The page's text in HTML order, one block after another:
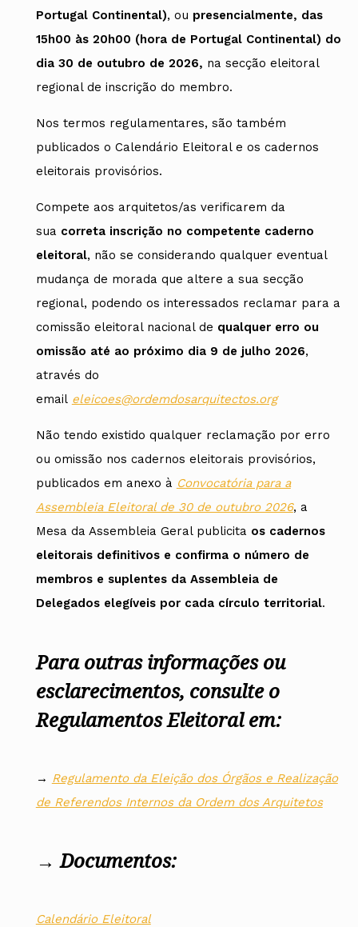
Portugal Continental), ou presencialmente, das
15h00 às 20h00 (hora de Portugal Continental) do
dia 30 de outubro de 2026, na secção eleitoral
regional de inscrição do membro.
Nos termos regulamentares, são também
publicados o Calendário Eleitoral e os cadernos
eleitorais provisórios.
Compete aos arquitetos/as verificarem da
sua correta inscrição no competente caderno
eleitoral, não se considerando qualquer eventual
mudança de morada que altere a sua secção
regional, podendo os interessados reclamar para a
comissão eleitoral nacional de qualquer erro ou
omissão até ao próximo dia 9 de julho 2026,
através do
email eleicoes@ordemdosarquitectos.org
Não tendo existido qualquer reclamação por erro
ou omissão nos cadernos eleitorais provisórios,
publicados em anexo à Convocatória para a
Assembleia Eleitoral de 30 de outubro 2026, a
Mesa da Assembleia Geral publicita os cadernos
eleitorais definitivos e confirma o número de
membros e suplentes da Assembleia de
Delegados elegíveis por cada círculo territorial.
Para outras informações ou
esclarecimentos, consulte o
Regulamentos Eleitoral em:
→ Regulamento da Eleição dos Órgãos e Realização
de Referendos Internos da Ordem dos Arquitetos
→Documentos:
Calendário Eleitoral